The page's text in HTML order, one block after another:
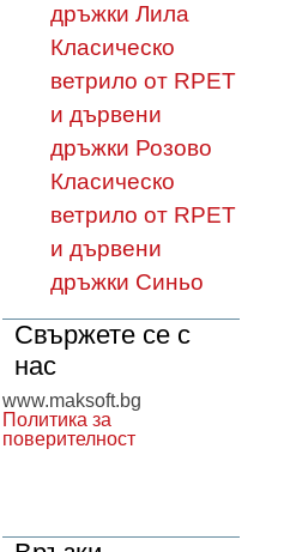
дръжки Лила
Класическо
ветрило от RPET
и дървени
дръжки Розово
Класическо
ветрило от RPET
и дървени
дръжки Синьо
Свържете се с
нас
www.maksoft.bg
Политика за
поверителност